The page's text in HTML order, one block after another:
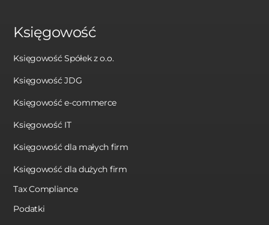
Księgowość
Księgowość Spółek z o.o.
Księgowość JDG
Księgowość e-commerce
Księgowość IT
Księgowość dla małych firm
Księgowość dla dużych firm
Tax Compliance
Podatki